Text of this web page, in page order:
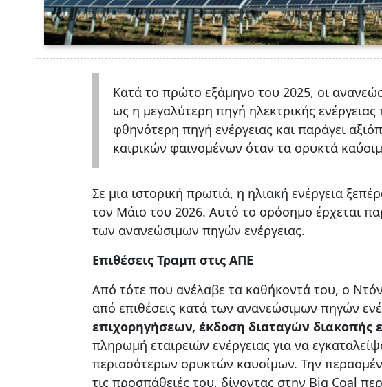
Κατά το πρώτο εξάμηνο του 2025, οι
ως η μεγαλύτερη πηγή ηλεκτρικής
φθηνότερη πηγή ενέργειας και παράγει
καιρικών φαινομένων όταν τα ορυκτά
Σε μια ιστορική πρωτιά, η ηλιακή ενέργεια
τον Μάιο του 2026. Αυτό το ορόσημο έρχεται
των ανανεώσιμων πηγών ενέργειας.
Επιθέσεις Τραμπ στις ΑΠΕ
Από τότε που ανέλαβε τα καθήκοντά του, ο
από επιθέσεις κατά των ανανεώσιμων πηγών
επιχορηγήσεων, έκδοση διαταγών διακοπής
πληρωμή εταιρειών ενέργειας για να
περισσότερων ορυκτών καυσίμων. Την
τις προσπάθειές του, δίνοντας στην Big Coal